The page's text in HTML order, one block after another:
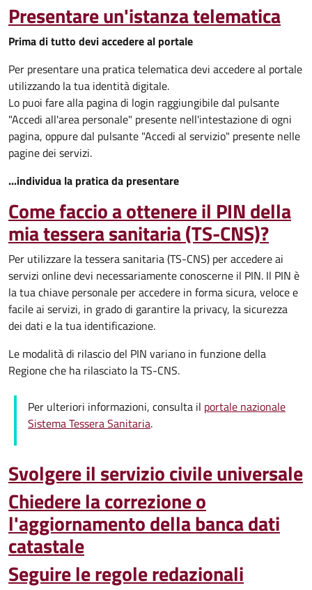
Presentare un'istanza telematica
Prima di tutto devi accedere al portale
Per presentare una pratica telematica devi accedere al portale
utilizzando la tua identità digitale.
Lo puoi fare alla pagina di login raggiungibile dal pulsante
"Accedi all'area personale" presente nell'intestazione di ogni
pagina, oppure dal pulsante "Accedi al servizio" presente nelle
pagine dei servizi.
...individua la pratica da presentare
Come faccio a ottenere il PIN della
mia tessera sanitaria (TS-CNS)?
Per utilizzare la tessera sanitaria (TS-CNS) per accedere ai
servizi online devi necessariamente conoscerne il PIN. Il PIN è
la tua chiave personale per accedere in forma sicura, veloce e
facile ai servizi, in grado di garantire la privacy, la sicurezza
dei dati e la tua identificazione.
Le modalità di rilascio del PIN variano in funzione della
Regione che ha rilasciato la TS-CNS.
Per ulteriori informazioni, consulta il portale nazionale
Sistema Tessera Sanitaria.
Svolgere il servizio civile universale
Chiedere la correzione o
l'aggiornamento della banca dati
catastale
Seguire le regole redazionali